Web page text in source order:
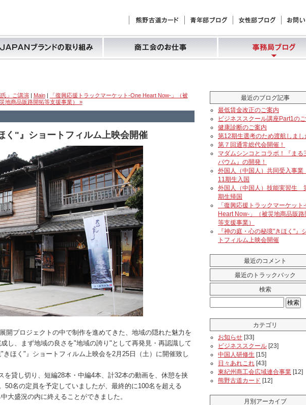
」ご講演| Main|
「復興応援トラックマーケット-One Heart Now-」（被
災地商品販路開拓等支援事業） »
く"』ショートフィルム上映会開催
プロジェクトの中で制作を進めてきた、地域の隠れた魅力を
し、まず地域の良さを"地域の誇り"として再発見・再認識して
ほく"』ショートフィルム上映会を2月25日（土）に開催致し
貸し切り、短編28本・中編4本、計32本の動画を、休憩を挟
50名の定員を予定していましたが、最終的に100名を超える
大盛況の内に終えることができました。
最近のブログ記事
最低賃金改正のご案内
ビジネススクール講座Part1の
健康診断のご案内
第12期生選考のため渡航しまし
第７回通常総代会開催！
マダムシンコとコラボ！『まる
バウム』の開発！
外国人（中国人）共同受入事
11期生入国
外国人（中国人）技能実習生
期生帰国
「復興応援トラックマーケット
Heart Now-」（被災地商品販路
等支援事業）
『神の庭・心の秘境"きほく"』
トフィルム上映会開催
最近のコメント
最近のトラックバック
検索
カテゴリ
お知らせ [33]
ビジネススクール [23]
中国人研修生 [15]
日々あれこれ [43]
東紀州商工会広域連合事業 [12]
熊野古道カード [12]
月別アーカイブ